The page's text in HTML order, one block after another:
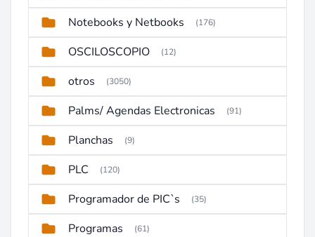
Notebooks y Netbooks (176)
OSCILOSCOPIO (12)
otros (3050)
Palms/ Agendas Electronicas (91)
Planchas (9)
PLC (120)
Programador de PIC`s (35)
Programas (61)